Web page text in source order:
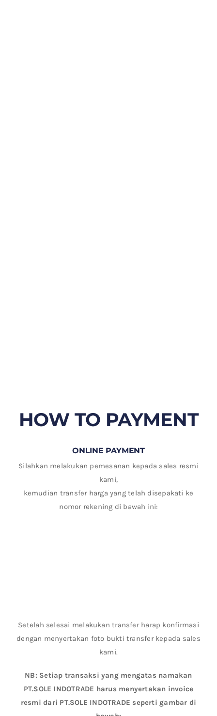
HOW TO PAYMENT
ONLINE PAYMENT
Silahkan melakukan pemesanan kepada sales resmi
kami,
kemudian transfer harga yang telah disepakati ke
nomor rekening di bawah ini:
Setelah selesai melakukan transfer harap konfirmasi
dengan menyertakan foto bukti transfer kepada sales
kami.
NB: Setiap transaksi yang mengatas namakan
PT.SOLE INDOTRADE harus menyertakan invoice
resmi dari PT.SOLE INDOTRADE seperti gambar di